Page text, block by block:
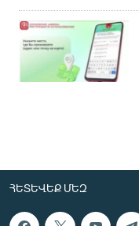
ՀԵՏԵՎԵՔ ՄԵԶ